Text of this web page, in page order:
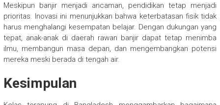
Meskipun banjir menjadi ancaman, pendidikan tetap menjadi
prioritas. Inovasi ini menunjukkan bahwa keterbatasan fisik tidak
harus menghalangi kesempatan belajar. Dengan dukungan yang
tepat, anak-anak di daerah rawan banjir dapat tetap menimba
ilmu, membangun masa depan, dan mengembangkan potensi
mereka meski berada di tengah air.
Kesimpulan